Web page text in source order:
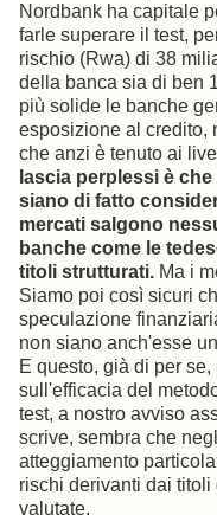
Nordbank ha capitale
farle superare il test,
rischio (Rwa) di 38
della banca sia di ben
più solide le banche
esposizione al credito,
che anzi è tenuto ai
lascia perplessi è
siano di fatto
mercati salgono
banche come le
titoli strutturati. Ma i
Siamo poi così sicuri
speculazione
non siano anch'esse
E questo, già di per
sull'efficacia del
test, a nostro avviso
scrive, sembra che
atteggiamento
rischi derivanti dai
valutate.